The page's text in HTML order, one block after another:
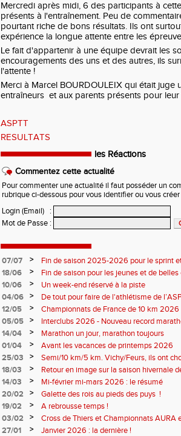
Mercredi après midi, 6 des participants à
présents à l'entraînement. Peu de
pourtant riche de bons résultats. Ils ont
expérience la longue attente entre les
Le fait d'appartenir à une équipe devrait les
encouragements des uns et des autres, ils
l'attente !
Merci à Marcel BOURDOULEIX qui était juge
entraîneurs et aux parents présents pour
ASPTT
RESULTATS
les Réactions
Commentez cette actualité
Pour commenter une actualité il faut posséder un
rubrique ci-dessous pour vous identifier ou vous
Login (Email)
:
Mot de Passe :
07/07 >
Fin de saison 2025-2026 pour le sprint
18/06
>
Fin de saison pour les jeunes et de
10/06
>
Un week-end réservé à la piste
04/06
>
De tout pour faire de l'athlétisme de
monde souriant
12/05 >
Championnats de France de 10 km
Soirées piste
05/05 >
Interclubs 2026 - Nouveau record
résultats
14/04 >
Marathon un jour, marathon toujours
01/04
>
Avant les vacances de printemps 2026
25/03
>
Semi/10 km/5 km. Vichy/Feurs, ils ont
18/03
>
Retour en image sur la saison hivernale
14/03
>
Mi-février mi-mars 2026 : le résumé
20/02
>
Galette des rois au pieds des puys !
19/02
>
A rebrousse temps !
03/02
>
Cross de Thiers et Championnats AURA
27/01
>
Janvier 2026 : la dernière !